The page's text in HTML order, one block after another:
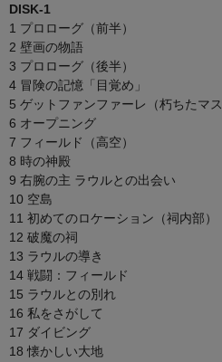
DISK-1
1 プロローグ（前半）
2 壁画の物語
3 プロローグ（後半）
4 冒険の記憶「目覚め」
5 ゲットファンファーレ（朽ちたマス
6 オープニング
7 フィールド（高空）
8 時の神殿
9 右腕の主 ラウルとの出会い
10 空島
11 初めてのロケーション（祠内部）
12 破魔の祠
13 ラウルの導き
14 戦闘：フィールド
15 ラウルとの別れ
16 私をさがして
17 ダイビング
18 懐かしい大地